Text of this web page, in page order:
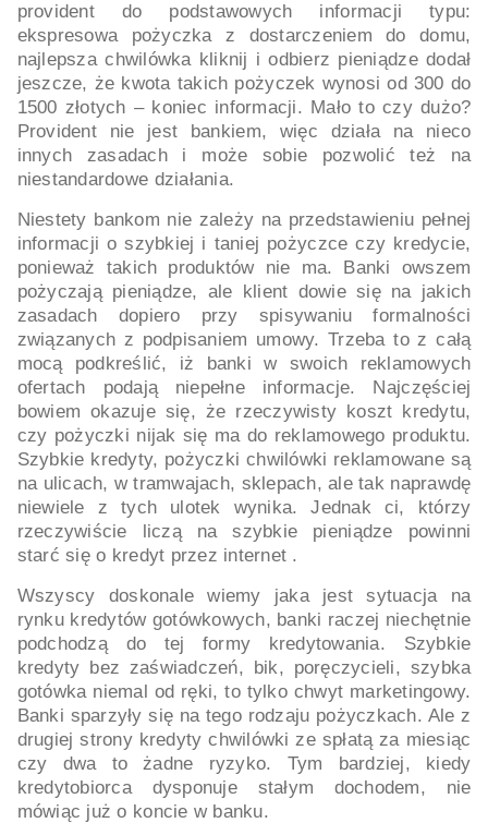
provident do podstawowych informacji typu:
ekspresowa pożyczka z dostarczeniem do domu,
najlepsza chwilówka kliknij i odbierz pieniądze dodał
jeszcze, że kwota takich pożyczek wynosi od 300 do
1500 złotych – koniec informacji. Mało to czy dużo?
Provident nie jest bankiem, więc działa na nieco
innych zasadach i może sobie pozwolić też na
niestandardowe działania.
Niestety bankom nie zależy na przedstawieniu pełnej
informacji o szybkiej i taniej pożyczce czy kredycie,
ponieważ takich produktów nie ma. Banki owszem
pożyczają pieniądze, ale klient dowie się na jakich
zasadach dopiero przy spisywaniu formalności
związanych z podpisaniem umowy. Trzeba to z całą
mocą podkreślić, iż banki w swoich reklamowych
ofertach podają niepełne informacje. Najczęściej
bowiem okazuje się, że rzeczywisty koszt kredytu,
czy pożyczki nijak się ma do reklamowego produktu.
Szybkie kredyty, pożyczki chwilówki reklamowane są
na ulicach, w tramwajach, sklepach, ale tak naprawdę
niewiele z tych ulotek wynika. Jednak ci, którzy
rzeczywiście liczą na szybkie pieniądze powinni
starć się o kredyt przez internet .
Wszyscy doskonale wiemy jaka jest sytuacja na
rynku kredytów gotówkowych, banki raczej niechętnie
podchodzą do tej formy kredytowania. Szybkie
kredyty bez zaświadczeń, bik, poręczycieli, szybka
gotówka niemal od ręki, to tylko chwyt marketingowy.
Banki sparzyły się na tego rodzaju pożyczkach. Ale z
drugiej strony kredyty chwilówki ze spłatą za miesiąc
czy dwa to żadne ryzyko. Tym bardziej, kiedy
kredytobiorca dysponuje stałym dochodem, nie
mówiąc już o koncie w banku.